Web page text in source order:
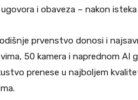
ugovora i obaveza – nakon
prvenstvo donosi i
50 kamera i naprednom AI
prenese u najboljem